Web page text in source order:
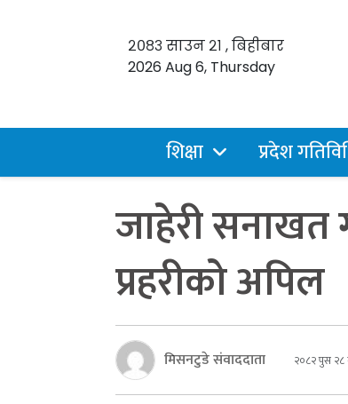
२०८३ साउन २१ , बिहीबार
2026 Aug 6, Thursday
शिक्षा प्रदेश
जाहेरी सनाखत
प्रहरीको अपिल
मिसनटुडे संवाददाता २०८२ पुस २८